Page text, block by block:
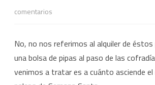
comentarios
nos
cuestan
los
No, no nos referimos al alquiler de
una bolsa de pipas al paso de las
venimos a tratar es a cuánto asciende